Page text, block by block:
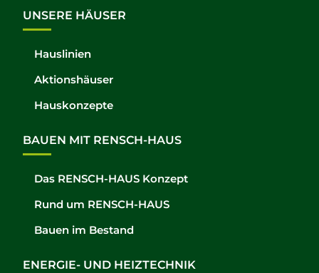
UNSERE HÄUSER
Hauslinien
Aktionshäuser
Hauskonzepte
BAUEN MIT RENSCH-HAUS
Das RENSCH-HAUS Konzept
Rund um RENSCH-HAUS
Bauen im Bestand
ENERGIE- UND HEIZTECHNIK